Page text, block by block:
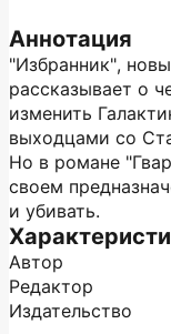
Аннотация
"Избранник",
рассказывает о
изменить
выходцами со
Но в романе
своем
и убивать.
Автор
Редактор
Издательство